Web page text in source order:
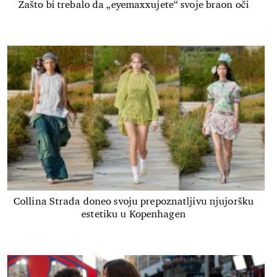
Zašto bi trebalo da „eyemaxxujete“ svoje braon oči
Collina Strada doneo svoju prepoznatljivu njujoršku
estetiku u Kopenhagen